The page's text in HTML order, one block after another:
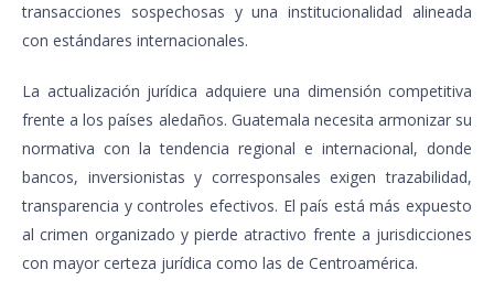
transacciones sospechosas y una institucionalidad alineada
con estándares internacionales.
La actualización jurídica adquiere una dimensión competitiva
frente a los países aledaños. Guatemala necesita armonizar su
normativa con la tendencia regional e internacional, donde
bancos, inversionistas y corresponsales exigen trazabilidad,
transparencia y controles efectivos. El país está más expuesto
al crimen organizado y pierde atractivo frente a jurisdicciones
con mayor certeza jurídica como las de Centroamérica.